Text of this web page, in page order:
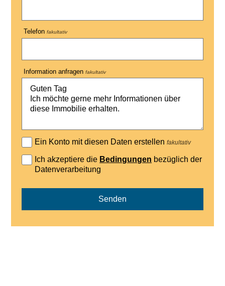
Telefon fakultativ
Information anfragen fakultativ
Ein Konto mit diesen Daten erstellenfakultativ
Ich akzeptiere die Bedingungen bezüglich der
Datenverarbeitung
Senden